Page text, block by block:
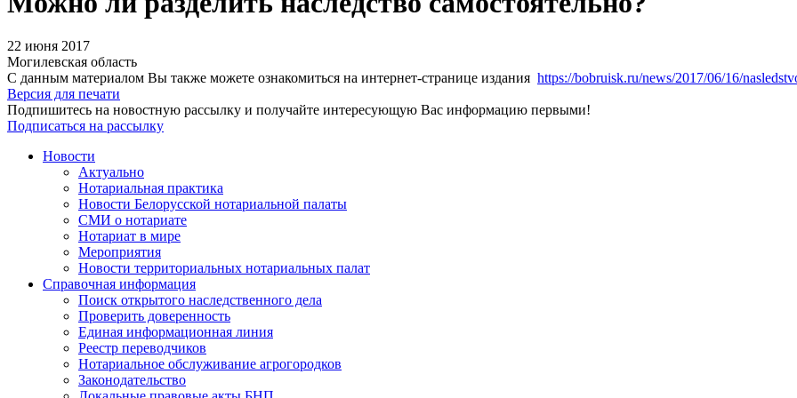
22 июня 2017
Могилевская область
С данным материалом Вы также можете ознакомиться на интернет-странице издания https://bobruisk.ru/news/2017/06/16/
Версия для печати
Подпишитесь на новостную рассылку и получайте интересующую Вас информацию первыми!
Подписаться на рассылку
Новости
Актуально
Нотариальная практика
Новости Белорусской нотариальной палаты
СМИ о нотариате
Нотариат в мире
Мероприятия
Новости территориальных нотариальных палат
Справочная информация
Поиск открытого наследственного дела
Проверить доверенность
Единая информационная линия
Реестр переводчиков
Нотариальное обслуживание агрогородков
Законодательство